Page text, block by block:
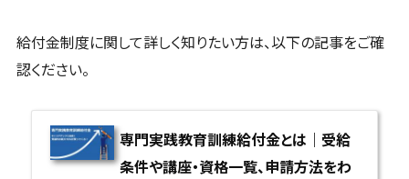
給付金制度に関して詳しく知りたい方は、以下の記事をご確
認ください。
専門実践教育訓練給付金とは｜受給
条件や講座・資格一覧、申請方法をわ